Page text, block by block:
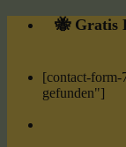
Skip
🐝 Gratis
[contact-
gefunden"]